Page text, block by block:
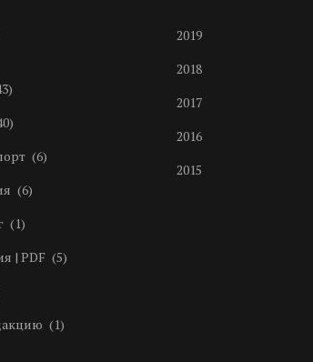
(6)
(6)
(1)
| PDF (5)
(1)
2019
2018
2017
2016
2015